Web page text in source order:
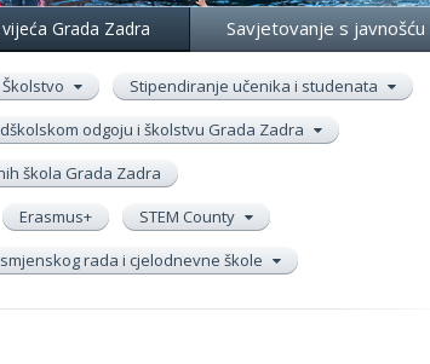
Grada Zadra Savjetovanje s javnošću
Školstvo
Stipendiranje učenika i studenata
odgoju i školstvu Grada Zadra
škola Grada Zadra
Erasmus+
STEM County
rada i cjelodnevne škole